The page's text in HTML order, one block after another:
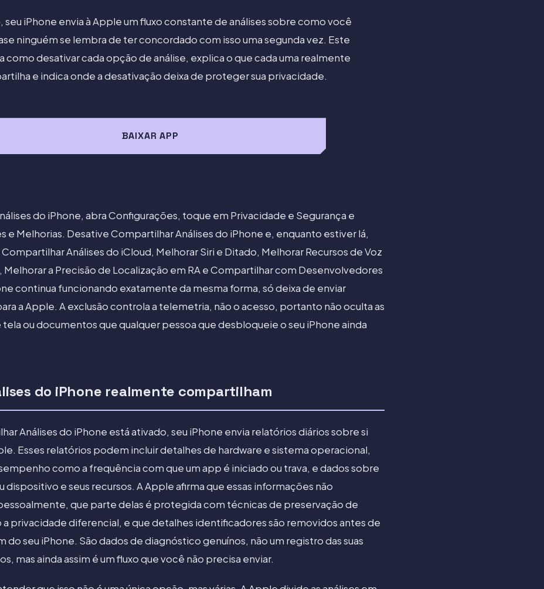
seu iPhone envia à Apple um fluxo constante de análises sobre como você
ninguém se lembra de ter concordado com isso uma segunda vez. Este
como desativar cada opção de análise, explica o que cada uma realmente
e indica onde a desativação deixa de proteger sua privacidade.
BAIXAR APP
do iPhone, abra Configurações, toque em Privacidade e Segurança e
e Melhorias. Desative Compartilhar Análises do iPhone e, enquanto estiver lá,
Análises do iCloud, Melhorar Siri e Ditado, Melhorar Recursos de Voz
a Precisão de Localização em RA e Compartilhar com Desenvolvedores
continua funcionando exatamente da mesma forma, só deixa de enviar
a Apple. A exclusão controla a telemetria, não o acesso, portanto não oculta as
ou documentos que qualquer pessoa que desbloqueie o seu iPhone ainda
do iPhone realmente compartilham
Análises do iPhone está ativado, seu iPhone envia relatórios diários sobre si
Esses relatórios podem incluir detalhes de hardware e sistema operacional,
como a frequência com que um app é iniciado ou trava, e dados sobre
dispositivo e seus recursos. A Apple afirma que essas informações não
que parte delas é protegida com técnicas de preservação de
privacidade diferencial, e que detalhes identificadores são removidos antes de
do seu iPhone. São dados de diagnóstico genuínos, não um registro das suas
mas ainda assim é um fluxo que você não precisa enviar.